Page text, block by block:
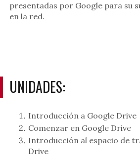
presentadas por Google para su
en la red.
UNIDADES:
Introducción a Google Drive
Comenzar en Google Drive
Introducción al espacio de
Drive